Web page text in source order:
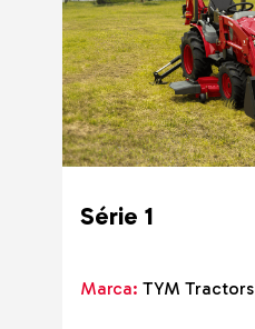
Série 1
Marca: TYM Tractors